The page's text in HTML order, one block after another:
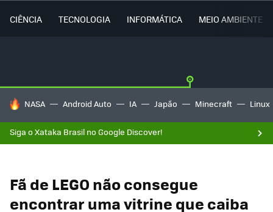
CIÊNCIA TECNOLOGIA INFORMÁTICA MEIO AMBIENTE
TENDÊNCIAS DO DIA
NASA Android Auto IA Japão Minecraft Linux
Siga o Xataka Brasil no Google Discover!
Fã de LEGO não consegue
encontrar uma vitrine que caiba